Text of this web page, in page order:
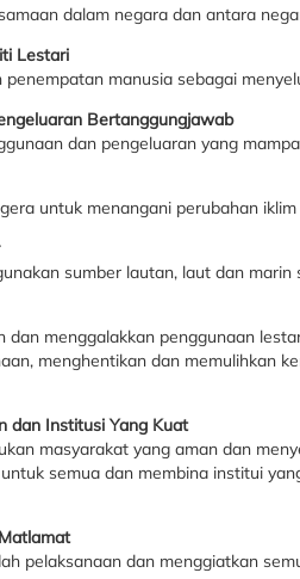
dalam negara dan antara
Lestari
penempatan manusia sebagai
Bertanggungjawab
dan pengeluaran yang
untuk menangani perubahan
sumber lautan, laut dan
dan menggalakkan penggunaan
menghentikan dan memulihkan
dan Institusi Yang Kuat
masyarakat yang aman dan
semua dan membina institui
pelaksanaan dan menggiatkan